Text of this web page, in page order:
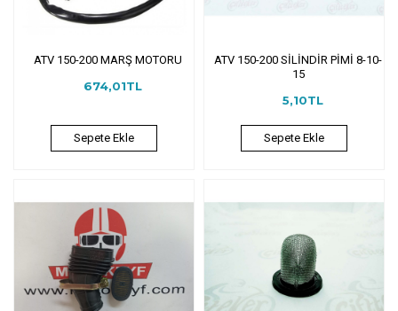
ATV 150-200 MARŞ MOTORU
674,01TL
Sepete Ekle
ATV 150-200 SİLİNDİR PİMİ 8-10-
15
5,10TL
Sepete Ekle